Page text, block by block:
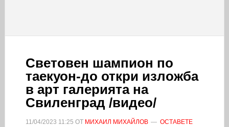
Световен шампион по
таекуон-до откри изложба
в арт галерията на
Свиленград /видео/
11/04/2023 11:25 ОТ МИХАИЛ МИХАЙЛОВ
ОСТАВЕТЕ